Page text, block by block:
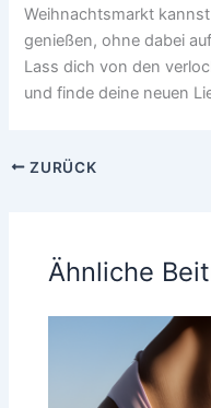
Weihnachtsmarkt
genießen, ohne dabei
Lass dich von den
und finde deine neuen
ZURÜCK
Ähnliche